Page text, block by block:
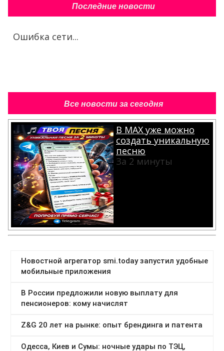
Последние новости
Ошибка сети...
Все новости за сегодня
В MAX уже можно
создать уникальную
песню
За 2 минуты